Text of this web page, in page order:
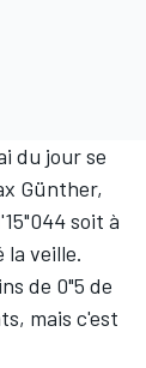
du jour se
Günther,
soit à
veille.
de 0"5 de
mais c'est